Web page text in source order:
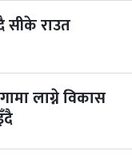
सीके राउत
लाग्ने विकास